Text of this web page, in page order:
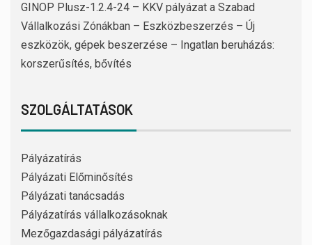
GINOP Plusz-1.2.4-24 – KKV pályázat a Szabad
Vállalkozási Zónákban – Eszközbeszerzés – Új
eszközök, gépek beszerzése – Ingatlan beruházás:
korszerűsítés, bővítés
SZOLGÁLTATÁSOK
Pályázatírás
Pályázati Előminősítés
Pályázati tanácsadás
Pályázatírás vállalkozásoknak
Mezőgazdasági pályázatírás